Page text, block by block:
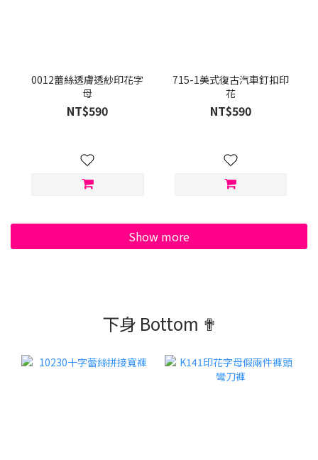
0012蕾絲透膚透紗印花字
母
NT$590
715-1美式復古汽車釘扣印
花
NT$590
Show more
下身 Bottom ✟